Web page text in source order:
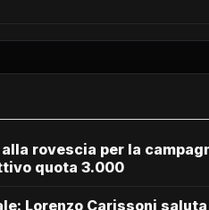
rovescia per la
quota 3.000
Lorenzo Carissoni